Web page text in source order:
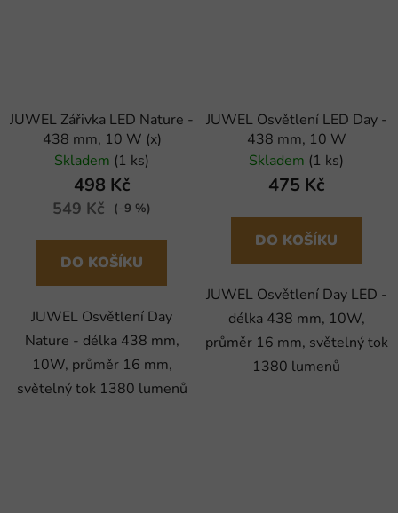
JUWEL Zářivka LED Nature -
438 mm, 10 W (x)
Skladem (1 ks)
498 Kč
549 Kč (–9 %)
DO KOŠÍKU
JUWEL Osvětlení Day
Nature - délka 438 mm,
10W, průměr 16 mm,
světelný tok 1380 lumenů
JUWEL Osvětlení LED Day -
438 mm, 10 W
Skladem (1 ks)
475 Kč
DO KOŠÍKU
JUWEL Osvětlení Day LED -
délka 438 mm, 10W,
průměr 16 mm, světelný tok
1380 lumenů